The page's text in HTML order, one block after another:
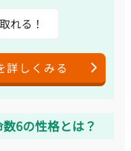
れる！
詳しくみる
6の性格とは？